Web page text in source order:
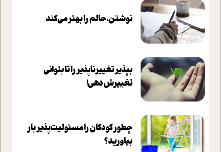
نوشتن، حالم را بهتر می‌کند
بپذير تغييرناپذير را تا بتواني
تغييرش دهي!‏
چطور کودکان را مسئولیت‌پذیر بار
بیاورید؟